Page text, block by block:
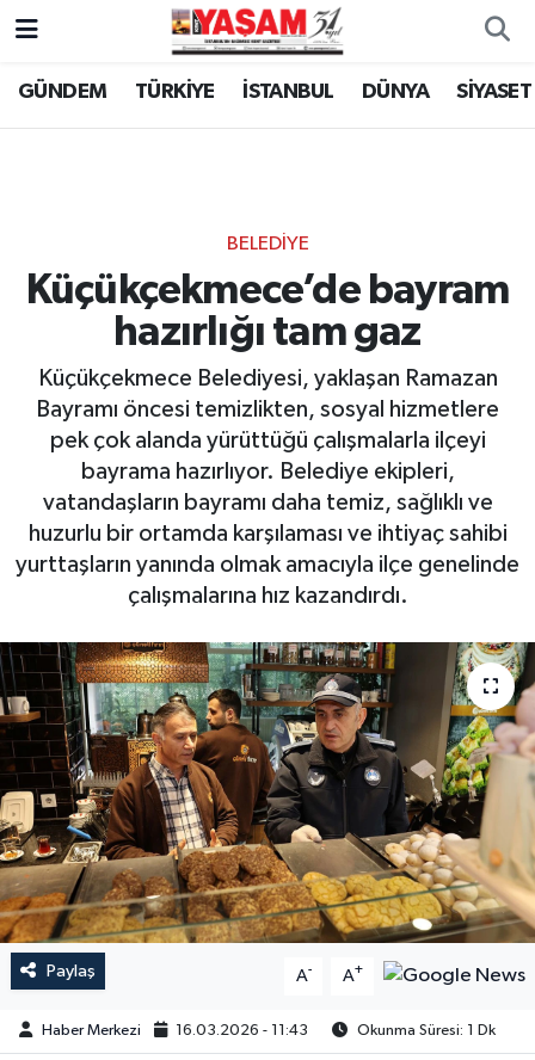
GÜNDEM TÜRKİYE İSTANBUL DÜNYA SİYASET
BELEDİYE
Küçükçekmece’de bayram
hazırlığı tam gaz
Küçükçekmece Belediyesi, yaklaşan Ramazan
Bayramı öncesi temizlikten, sosyal hizmetlere
pek çok alanda yürüttüğü çalışmalarla ilçeyi
bayrama hazırlıyor. Belediye ekipleri,
vatandaşların bayramı daha temiz, sağlıklı ve
huzurlu bir ortamda karşılaması ve ihtiyaç sahibi
yurttaşların yanında olmak amacıyla ilçe genelinde
çalışmalarına hız kazandırdı.
Paylaş A- A+
Haber Merkezi 16.03.2026 - 11:43 Okunma Süresi: 1 Dk